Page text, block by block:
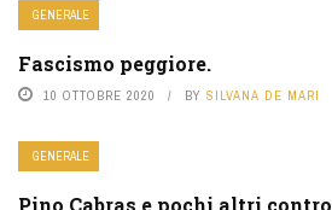
GENERALE
Fascismo peggiore.
10 OTTOBRE 2020 BY SILVANA DE MARI
GENERALE
Pino Cabras e pochi altri